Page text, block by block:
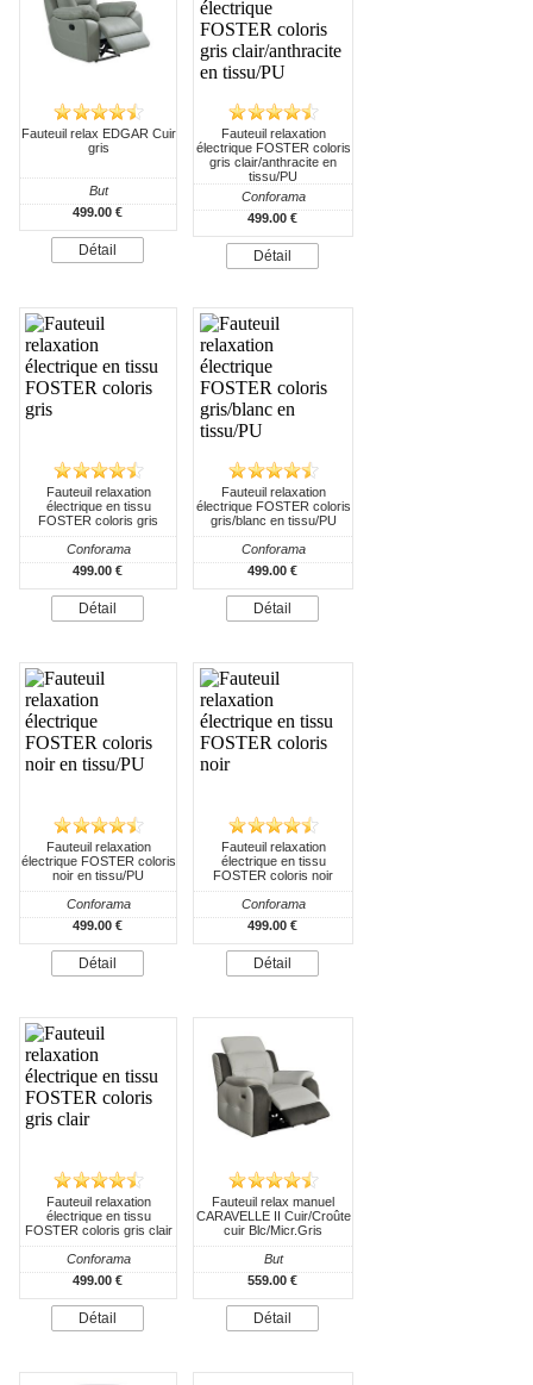
Fauteuil relax EDGAR Cuir
gris
But
499.00 €
Détail
Fauteuil relaxation
électrique FOSTER coloris
gris clair/anthracite en
tissu/PU
Conforama
499.00 €
Détail
Fauteuil relaxation
électrique en tissu
FOSTER coloris gris
Conforama
499.00 €
Détail
Fauteuil relaxation
électrique FOSTER coloris
gris/blanc en tissu/PU
Conforama
499.00 €
Détail
Fauteuil relaxation
électrique FOSTER coloris
noir en tissu/PU
Conforama
499.00 €
Détail
Fauteuil relaxation
électrique en tissu
FOSTER coloris noir
Conforama
499.00 €
Détail
Fauteuil relaxation
électrique en tissu
FOSTER coloris gris clair
Conforama
499.00 €
Détail
Fauteuil relax manuel
CARAVELLE II Cuir/Croûte
cuir Blc/Micr.Gris
But
559.00 €
Détail